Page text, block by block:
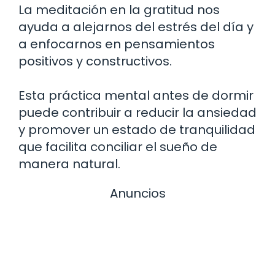
La meditación en la gratitud nos
ayuda a alejarnos del estrés del día y
a enfocarnos en pensamientos
positivos y constructivos.
Esta práctica mental antes de dormir
puede contribuir a reducir la ansiedad
y promover un estado de tranquilidad
que facilita conciliar el sueño de
manera natural.
Anuncios